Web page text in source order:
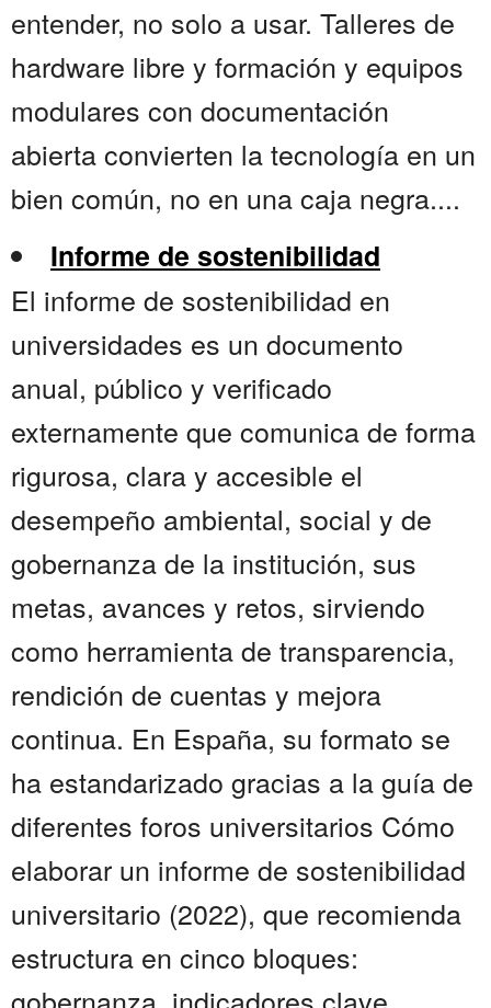
entender, no solo a usar. Talleres de
hardware libre y formación y equipos
modulares con documentación
abierta convierten la tecnología en un
bien común, no en una caja negra....
Informe de sostenibilidad
El informe de sostenibilidad en
universidades es un documento
anual, público y verificado
externamente que comunica de forma
rigurosa, clara y accesible el
desempeño ambiental, social y de
gobernanza de la institución, sus
metas, avances y retos, sirviendo
como herramienta de transparencia,
rendición de cuentas y mejora
continua. En España, su formato se
ha estandarizado gracias a la guía de
diferentes foros universitarios Cómo
elaborar un informe de sostenibilidad
universitario (2022), que recomienda
estructura en cinco bloques: